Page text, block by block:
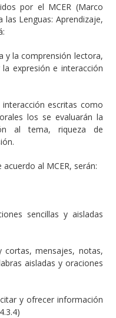
por el MCER (Marco
las Lenguas: Aprendizaje,
y la comprensión lectora,
expresión e interacción
escritas como
los se evaluarán la
al tema, riqueza de
al MCER, serán:
sencillas y aisladas
cortas, mensajes, notas,
aisladas y oraciones
y ofrecer información